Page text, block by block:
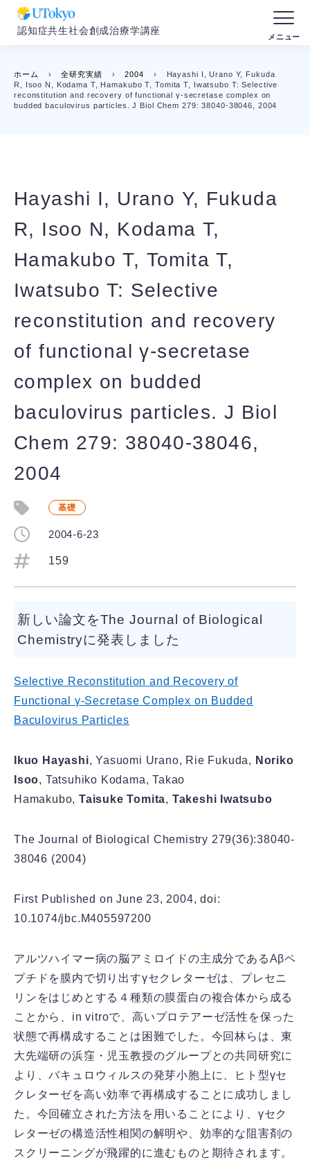
認知症共生社会創成治療学講座
ホーム › 全研究実績 › 2004 ›
Hayashi I, Urano Y, Fukuda
R, Isoo N, Kodama T, Hamakubo T, Tomita T, Iwatsubo T: Selective
reconstitution and recovery of functional γ-secretase complex on
budded baculovirus particles. J Biol Chem 279: 38040-38046, 2004
Hayashi I, Urano Y, Fukuda
R, Isoo N, Kodama T,
Hamakubo T, Tomita T,
Iwatsubo T: Selective
reconstitution and recovery
of functional γ-secretase
complex on budded
baculovirus particles. J Biol
Chem 279: 38040-38046,
2004
基礎
2004-6-23
159
新しい論文をThe Journal of Biological
Chemistryに発表しました
Selective Reconstitution and Recovery of
Functional γ-Secretase Complex on Budded
Baculovirus Particles
Ikuo Hayashi, Yasuomi Urano, Rie Fukuda, Noriko
Isoo, Tatsuhiko Kodama, Takao
Hamakubo,Taisuke Tomita, Takeshi Iwatsubo
The Journal of Biological Chemistry 279(36):38040-
38046 (2004)
First Published on June 23, 2004, doi:
10.1074/jbc.M405597200
アルツハイマー病の脳アミロイドの主成分であるAβペ
プチドを膜内で切り出すγセクレターゼは、プレセニ
リンをはじめとする４種類の膜蛋白の複合体から成る
ことから、in vitroで、高いプロテアーゼ活性を保った
状態で再構成することは困難でした。今回林らは、東
大先端研の浜窪・児玉教授のグループとの共同研究に
より、バキュロウィルスの発芽小胞上に、ヒト型γセ
クレターゼを高い効率で再構成することに成功しまし
た。今回確立された方法を用いることにより、γセク
レターゼの構造活性相関の解明や、効率的な阻害剤の
スクリーニングが飛躍的に進むものと期待されます。